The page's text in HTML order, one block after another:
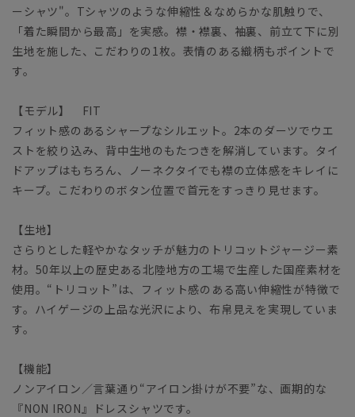
ーシャツ"。Tシャツのような伸縮性＆なめらかな肌触りで、
「着た瞬間から最高」を実感。襟・襟裏、袖裏、前立て下に別
生地を施した、こだわりの1枚。表情のある織柄もポイントで
す。
【モデル】 FIT
フィット感のあるシャープなシルエット。2本のダーツでウエ
ストを絞り込み、背中生地のもたつきを解消しています。タイ
ドアップはもちろん、ノーネクタイでも襟の立体感をキレイに
キープ。こだわりのボタン位置で首元をすっきり見せます。
【生地】
さらりとした軽やかなタッチが魅力のトリコットジャージー素
材。50年以上の歴史ある北陸地方の工場で生産した国産素材を
使用。“トリコット”は、フィット感のある高い伸縮性が特徴で
す。ハイゲージの上品な光沢により、布帛見えを実現していま
す。
【機能】
ノンアイロン／言葉通り“アイロン掛けが不要”な、画期的な
『NON IRON』ドレスシャツです。